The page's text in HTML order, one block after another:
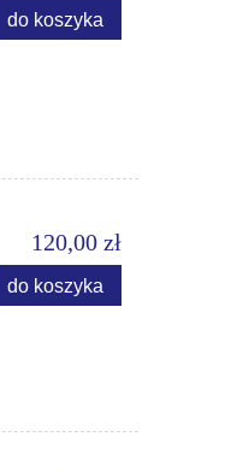
do koszyka
120,00 zł
do koszyka